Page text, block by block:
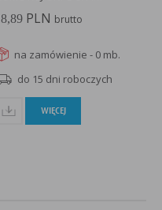
H07RN-F BĘBEN...
PLN brutto
na zamówienie - 0 mb.
do 15 dni roboczych
WIĘCEJ